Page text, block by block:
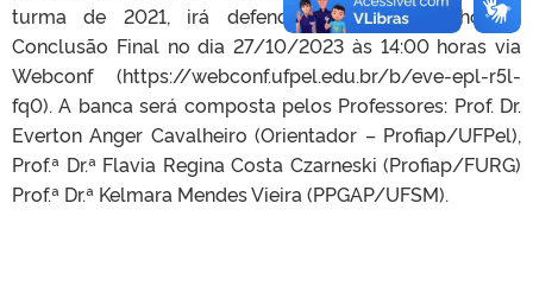
turma de 2021, irá defender o seu Trabalho de
Conclusão Final no dia 27/10/2023 às 14:00 horas via
Webconf (https://webconf.ufpel.edu.br/b/eve-epl-r5l-
fq0). A banca será composta pelos Professores: Prof. Dr.
Everton Anger Cavalheiro (Orientador – Profiap/UFPel),
Prof.ª Dr.ª Flavia Regina Costa Czarneski (Profiap/FURG)
Prof.ª Dr.ª Kelmara Mendes Vieira (PPGAP/UFSM).